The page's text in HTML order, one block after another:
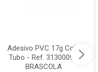
Adesivo PVC 17g Cola
Tubo - Ref. 3130009 -
BRASCOLA